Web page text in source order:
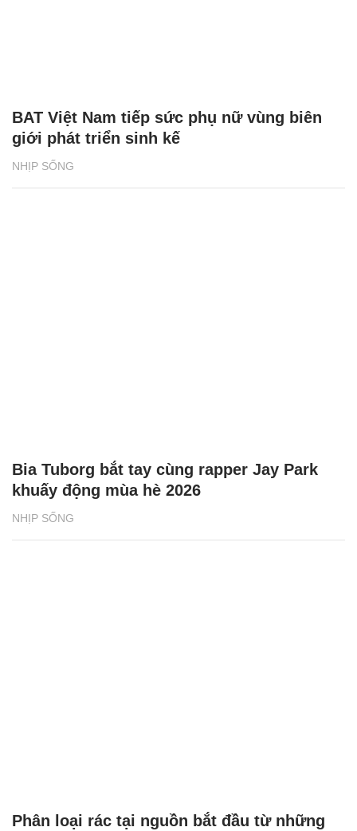
NHỊP SỐNG
BAT Việt Nam tiếp sức phụ nữ vùng biên
giới phát triển sinh kế
NHỊP SỐNG
Bia Tuborg bắt tay cùng rapper Jay Park
khuấy động mùa hè 2026
Phân loại rác tại nguồn bắt đầu từ những